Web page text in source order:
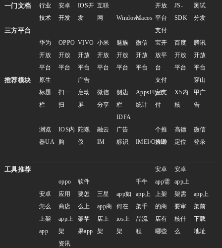
一门文档
行业
技术
安卓
开发
IOS开
发
互联
网
WindowsMacos
开放
平台
JS-
SDK
测试
分发
三方平台
华为
开放
平台
OPPO
开放
平台
VIVO
开放
平台
小米
开放
平台
魅族
开放
平台
微信
开放
平台
支付
宝开
放平
台
百度
开放
平台
腾讯
开放
平台
推荐模块
原生
标题
栏
扫一
扫
广告
启动
屏
微信
分享
侧边
栏
AppsFlyer
统计
支付
宝支
付
X5内
核
穿山
甲广
告
浏览
器UA
IOS内
购
陀螺
仪
融云
IM
IDFA
广告
标识
IMEI/OAID
个推
推送
高德
定位
微信
登录
工具推荐
安卓
怎么
上架
app
oppo
应用
商店
app上
架
软件
要怎
么上
架苹
果app
三星
app商
店上
架
app如
何在
ios上
架
千牛
app上
架千
品流
程
安卓
app需
上架
的商
店有
哪些
安卓
app上
架需
要审
核什
么
app上
架前
下载
地址
资讯